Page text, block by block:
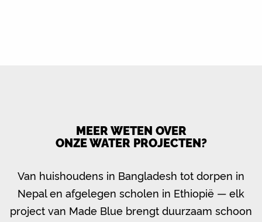
MEER WETEN OVER
ONZE WATER PROJECTEN?
Van huishoudens in Bangladesh tot dorpen in
Nepal en afgelegen scholen in Ethiopië — elk
project van Made Blue brengt duurzaam schoon